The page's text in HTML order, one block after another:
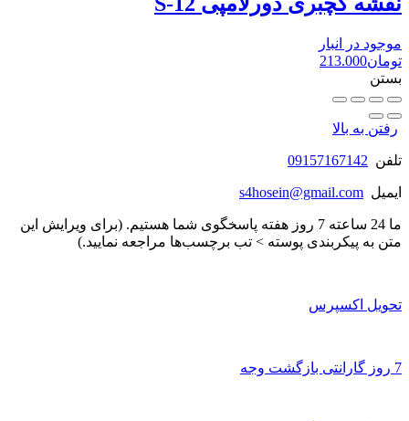
موجود در انبار
تومان213.000
بستن
رفتن به بالا
تلفن 09157167142
ایمیل s4hosein@gmail.com
ما 24 ساعته 7 روز هفته پاسخگوی شما هستیم. (برای ویرایش این
متن به پیکربندی پوسته > تب برچسب‌ها مراجعه نمایید.)
تحویل اکسپرس
7 روز گارانتی بازگشت وجه